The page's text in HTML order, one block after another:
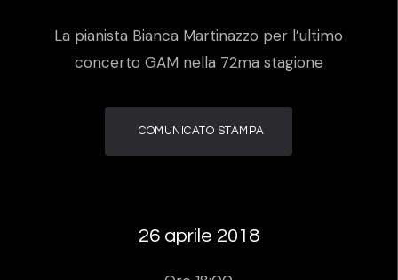
La pianista Bianca Martinazzo per l’ultimo
concerto GAM nella 72ma stagione
COMUNICATO STAMPA
26 aprile 2018